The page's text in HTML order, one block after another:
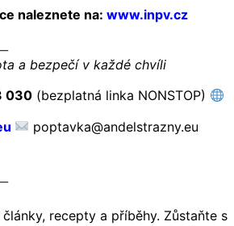
naleznete na: www.inpv.cz
a bezpečí v každé chvíli
030 (bezplatná linka NONSTOP)
poptavka@andelstrazny.eu
recepty a příběhy. Zůstaňte s